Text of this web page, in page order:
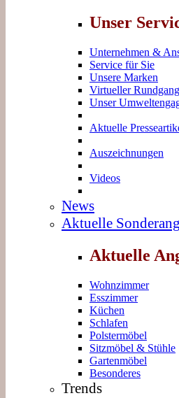
Unser
Unternehmen &
Service für Sie
Unsere Marken
Virtueller Rundgang
Unser
Aktuelle
Auszeichnungen
Videos
News
Aktuelle
Aktuelle
Wohnzimmer
Esszimmer
Küchen
Schlafen
Polstermöbel
Sitzmöbel & Stühle
Gartenmöbel
Besonderes
Trends